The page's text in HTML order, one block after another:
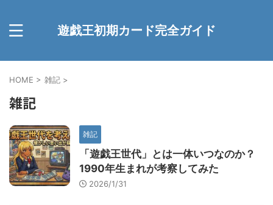
遊戯王初期カード完全ガイド
HOME > 雑記 >
雑記
雑記
「遊戯王世代」とは一体いつなのか？
1990年生まれが考察してみた
2026/1/31